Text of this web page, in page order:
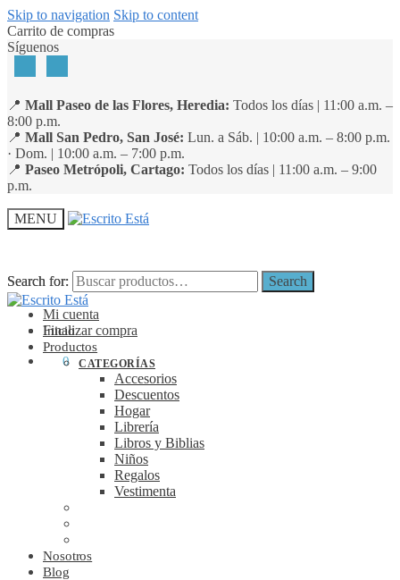
Skip to navigation Skip to content
Carrito de compras
Síguenos
📍 Mall Paseo de las Flores, Heredia: Todos los días | 11:00 a.m. –
8:00 p.m.
📍 Mall San Pedro, San José: Lun. a Sáb. | 10:00 a.m. – 8:00 p.m.
· Dom. | 10:00 a.m. – 7:00 p.m.
📍 Paseo Metrópoli, Cartago: Todos los días | 11:00 a.m. – 9:00
p.m.
MENU
Search for: Search
Mi cuenta
Finalizar compra
0
Search for: Search
Inicio
Productos
CATEGORÍAS
Accesorios
Descuentos
Hogar
Librería
Libros y Biblias
Niños
Regalos
Vestimenta
Nosotros
Blog